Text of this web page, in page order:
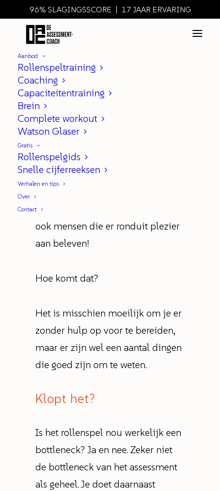
96% SLAGINGSSCORE | 17 JAAR ERVARING
Aanbod
Rollenspeltraining
Coaching
Capaciteitentraining
Brein
Complete workout
Watson Glaser
Gratis
Rollenspelgids
Snelle cijferreeksen
Verhalen en tips
Over
Contact
Bottleneck in je assessment:
het Rollenspel
Bottleneck in je assessment: het
het een verschrikking. Toch zijn er
ook mensen die er ronduit plezier
aan beleven!
Hoe komt dat?
Het is misschien moeilijk om je er
zonder hulp op voor te bereiden,
maar er zijn wel een aantal dingen
die goed zijn om te weten.
Klopt het?
Is het rollenspel nou werkelijk een
bottleneck? Ja en nee. Zeker niet
de bottleneck van het assessment
als geheel. Je doet daarnaast